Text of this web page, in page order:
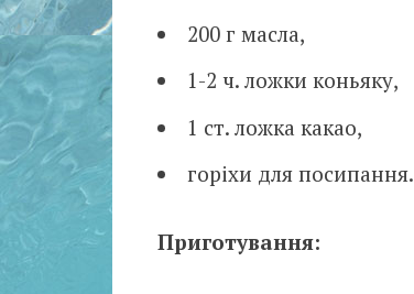
200 г масла,
1-2 ч. ложки коньяку,
1 ст. ложка какао,
горіхи для посипання.
Приготування: